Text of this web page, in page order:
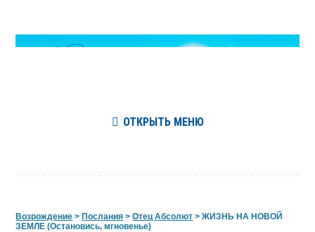
ОТКРЫТЬ МЕНЮ
Возрождение >Послания >Отец Абсолют >ЖИЗНЬ НА НОВОЙ
ЗЕМЛЕ (Остановись, мгновенье)